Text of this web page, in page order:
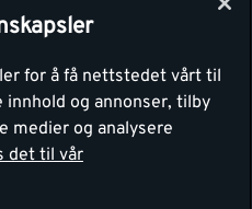
for å få nettstedet vårt til
og annonser, tilby
medier og analysere
det til vår